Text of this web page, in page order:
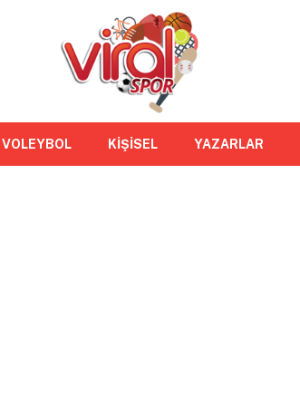
VOLEYBOL KİŞİSEL YAZARLAR